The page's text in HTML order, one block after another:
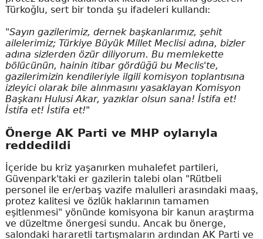
Türkoğlu, sert bir tonda şu ifadeleri kullandı:
"Sayın gazilerimiz, dernek başkanlarımız, şehit
ailelerimiz; Türkiye Büyük Millet Meclisi adına, bizler
adına sizlerden özür diliyorum. Bu memlekette
bölücünün, hainin itibar gördüğü bu Meclis'te,
gazilerimizin kendileriyle ilgili komisyon toplantısına
izleyici olarak bile alınmasını yasaklayan Komisyon
Başkanı Hulusi Akar, yazıklar olsun sana! İstifa et!
İstifa et! İstifa et!"
Önerge AK Parti ve MHP oylarıyla
reddedildi
İçeride bu kriz yaşanırken muhalefet partileri,
Güvenpark'taki er gazilerin talebi olan "Rütbeli
personel ile er/erbaş vazife malulleri arasındaki maaş,
protez kalitesi ve özlük haklarının tamamen
eşitlenmesi" yönünde komisyona bir kanun araştırma
ve düzeltme önergesi sundu. Ancak bu önerge,
salondaki hararetli tartışmaların ardından AK Parti ve